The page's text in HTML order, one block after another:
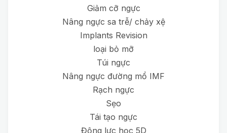
Giảm cỡ ngực
Nâng ngực sa trễ/ chảy xệ
Implants Revision
loại bỏ mỡ
Túi ngực
Nâng ngực đường mổ IMF
Rạch ngực
Sẹo
Tái tạo ngực
Động lực học 5D